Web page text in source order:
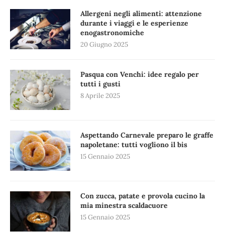
Allergeni negli alimenti: attenzione
durante i viaggi e le esperienze
enogastronomiche
20 Giugno 2025
Pasqua con Venchi: idee regalo per
tutti i gusti
8 Aprile 2025
Aspettando Carnevale preparo le graffe
napoletane: tutti vogliono il bis
15 Gennaio 2025
Con zucca, patate e provola cucino la
mia minestra scaldacuore
15 Gennaio 2025